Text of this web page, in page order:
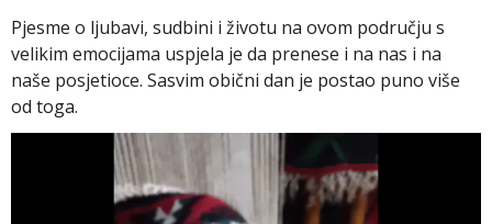
Pjesme o ljubavi, sudbini i životu na ovom području s
velikim emocijama uspjela je da prenese i na nas i na
naše posjetioce. Sasvim obični dan je postao puno više
od toga.